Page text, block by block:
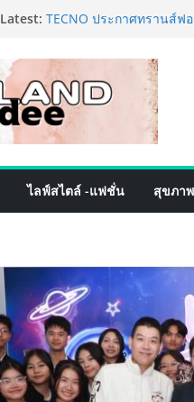
Latest: เหิงลี่ แมนูแฟคเจอริ่ง เทค
TECNO ประกาศทรานส์ฟ
เท็ม เสิร์ฟใหญ่ปักหมุดแลน
8 Series จุดเริ่มต้นครั้งสำคั
PIPPER STANDARD® เ
เลี้ยง ชูนวัตกรรมพลังธรรม
ปลอดภัย ไร้สารตกค้าง
เริ่มแล้ว! อ.ต.ก.แฟร์ 4 ภาค
ใจกลางมหานคร” ชวนชิ
ไทย วันนี้ – 8 สิงหาคมนี้ ณ
คุณค่าการท่องเที่ยวไทยอย่
ไลฟ์สไตล์ -แฟชั่น สุขภา